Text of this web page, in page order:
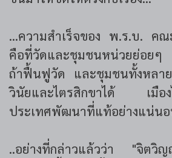
...ความสำเร็จของ พ.ร.บ. ค
คือที่วัดและชุมชนหน่วยย่อย
ถ้าฟื้นฟูวัด และชุมชนทั้งหลา
วินัยและไตรสิกขาได้ เมือง
ประเทศพัฒนาที่แท้อย่างแน่นอ
..อย่างที่กล่าวแล้วว่า "จิต